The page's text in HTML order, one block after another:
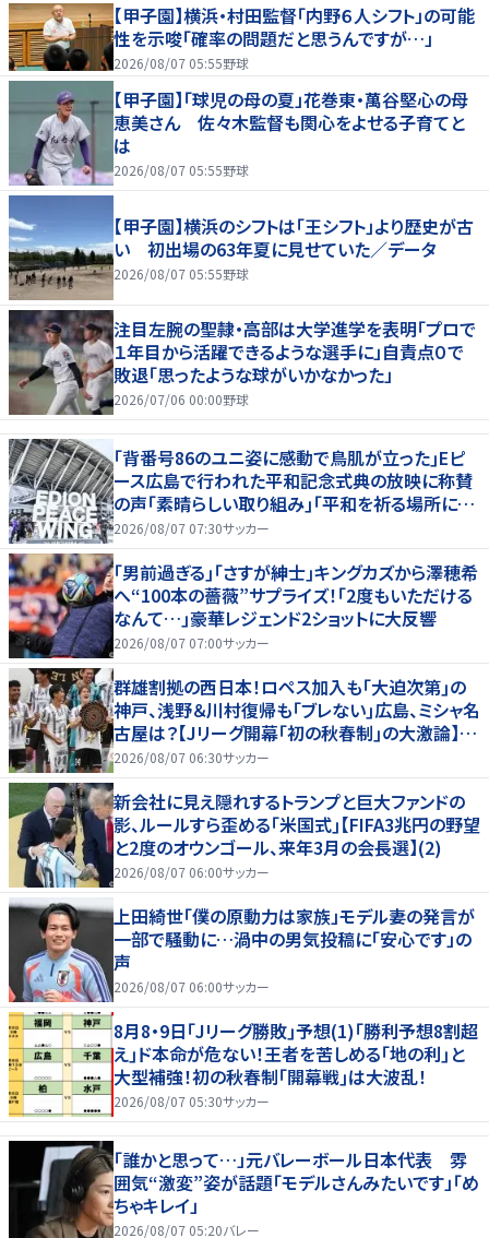
【甲子園】横浜・村田監督「内野６人シフト」の可能
性を示唆「確率の問題だと思うんですが…」
2026/08/07 05:55野球
【甲子園】「球児の母の夏」花巻東・萬谷堅心の母
恵美さん 佐々木監督も関心をよせる子育てと
は
2026/08/07 05:55野球
【甲子園】横浜のシフトは「王シフト」より歴史が古
い 初出場の63年夏に見せていた／データ
2026/08/07 05:55野球
注目左腕の聖隷・高部は大学進学を表明「プロで
１年目から活躍できるような選手に」自責点０で
敗退「思ったような球がいかなかった」
2026/07/06 00:00野球
｢背番号86のユニ姿に感動で鳥肌が立った｣Eピ
ース広島で行われた平和記念式典の放映に称賛
の声｢素晴らしい取り組み｣｢平和を祈る場所に相
応しい｣
2026/08/07 07:30サッカー
｢男前過ぎる｣｢さすが紳士｣キングカズから澤穂希
へ“100本の薔薇”サプライズ！｢2度もいただける
なんて…｣豪華レジェンド2ショットに大反響
2026/08/07 07:00サッカー
群雄割拠の西日本！ロペス加入も｢大迫次第｣の
神戸、浅野＆川村復帰も｢ブレない｣広島、ミシャ名
古屋は？【Jリーグ開幕｢初の秋春制｣の大激論】
(2)
2026/08/07 06:30サッカー
新会社に見え隠れするトランプと巨大ファンドの
影、ルールすら歪める｢米国式｣【FIFA3兆円の野望
と2度のオウンゴール、来年3月の会長選】(2)
2026/08/07 06:00サッカー
上田綺世「僕の原動力は家族」モデル妻の発言が
一部で騒動に…渦中の男気投稿に「安心です」の
声
2026/08/07 06:00サッカー
8月8・9日｢Jリーグ勝敗｣予想(1)｢勝利予想8割超
え｣ド本命が危ない！王者を苦しめる｢地の利｣と
大型補強！初の秋春制｢開幕戦｣は大波乱！
2026/08/07 05:30サッカー
「誰かと思って…」元バレーボール日本代表 雰
囲気“激変”姿が話題「モデルさんみたいです」「め
ちゃキレイ」
2026/08/07 05:20バレー